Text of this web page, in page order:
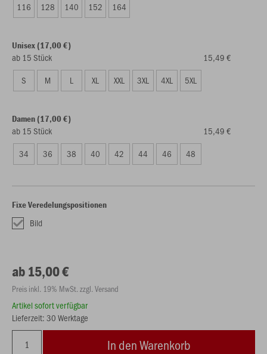
116
128 140 152 164
Unisex (17,00 €)
ab 15 Stück
15,49 €
S
M L XL XXL 3XL 4XL 5XL
Damen (17,00 €)
ab 15 Stück
15,49 €
34
36 38 40 42 44 46 48
Fixe Veredelungspositionen
Bild
ab 15,00 €
Preis inkl. 19% MwSt. zzgl. Versand
Artikel sofort verfügbar
Lieferzeit: 30 Werktage
In den Warenkorb